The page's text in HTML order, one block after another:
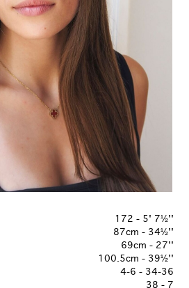
172 - 5' 7½''
87cm - 34½''
69cm - 27''
100.5cm - 39½''
4-6 - 34-36
38 - 7